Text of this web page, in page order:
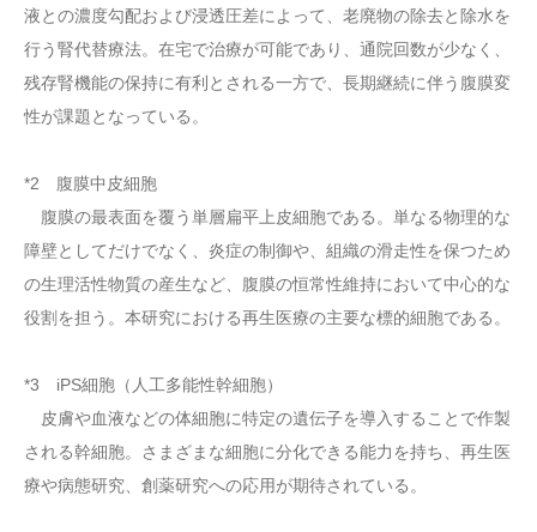
液との濃度勾配および浸透圧差によって、老廃物の除去と除水を
行う腎代替療法。在宅で治療が可能であり、通院回数が少なく、
残存腎機能の保持に有利とされる一方で、長期継続に伴う腹膜変
性が課題となっている。
*2 腹膜中皮細胞
腹膜の最表面を覆う単層扁平上皮細胞である。単なる物理的な
障壁としてだけでなく、炎症の制御や、組織の滑走性を保つため
の生理活性物質の産生など、腹膜の恒常性維持において中心的な
役割を担う。本研究における再生医療の主要な標的細胞である。
*3 iPS細胞（人工多能性幹細胞）
皮膚や血液などの体細胞に特定の遺伝子を導入することで作製
される幹細胞。さまざまな細胞に分化できる能力を持ち、再生医
療や病態研究、創薬研究への応用が期待されている。